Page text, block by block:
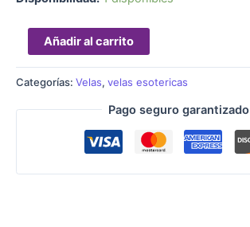
Añadir al carrito
Categorías: Velas, velas esotericas
Pago seguro garantizado